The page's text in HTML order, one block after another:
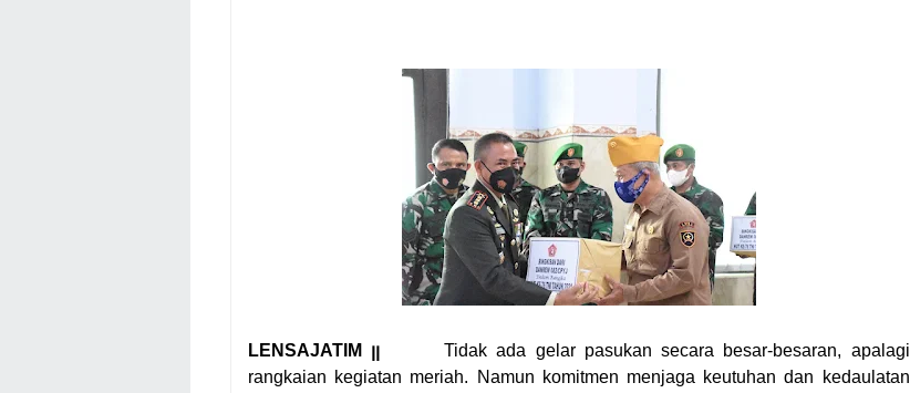
LENSAJATIM ꞁꞁ
Tidak ada gelar pasukan secara besar-besaran, apalagi
rangkaian kegiatan meriah. Namun komitmen menjaga keutuhan dan kedaulatan